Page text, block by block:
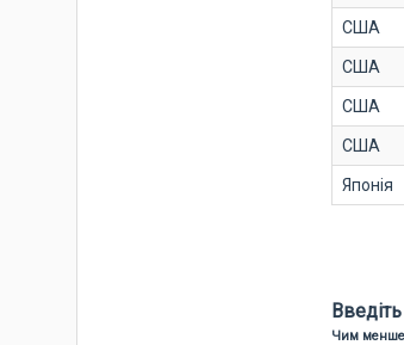
США
США
США
США
Японія
Чим менше